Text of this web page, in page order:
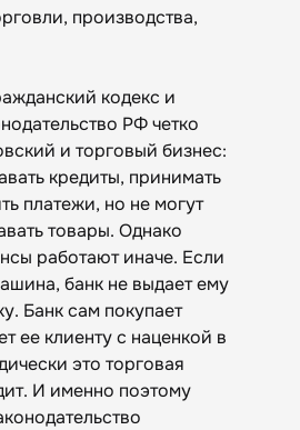
производства,
кодекс и
РФ четко
и торговый бизнес:
кредиты, принимать
платежи, но не могут
товары. Однако
работают иначе. Если
банк не выдает ему
Банк сам покупает
ее клиенту с наценкой в
это торговая
И именно поэтому